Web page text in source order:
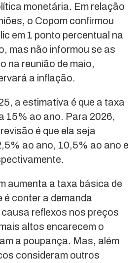
monetária. Em relação
o Copom confirmou
em 1 ponto percentual na
mas não informou se as
na reunião de maio,
a inflação.
a estimativa é que a taxa
15% ao ano. Para 2026,
é que ela seja
ao ano, 10,5% ao ano e
aumenta a taxa básica de
é conter a demanda
reflexos nos preços
altos encarecem o
a poupança. Mas, além
consideram outros